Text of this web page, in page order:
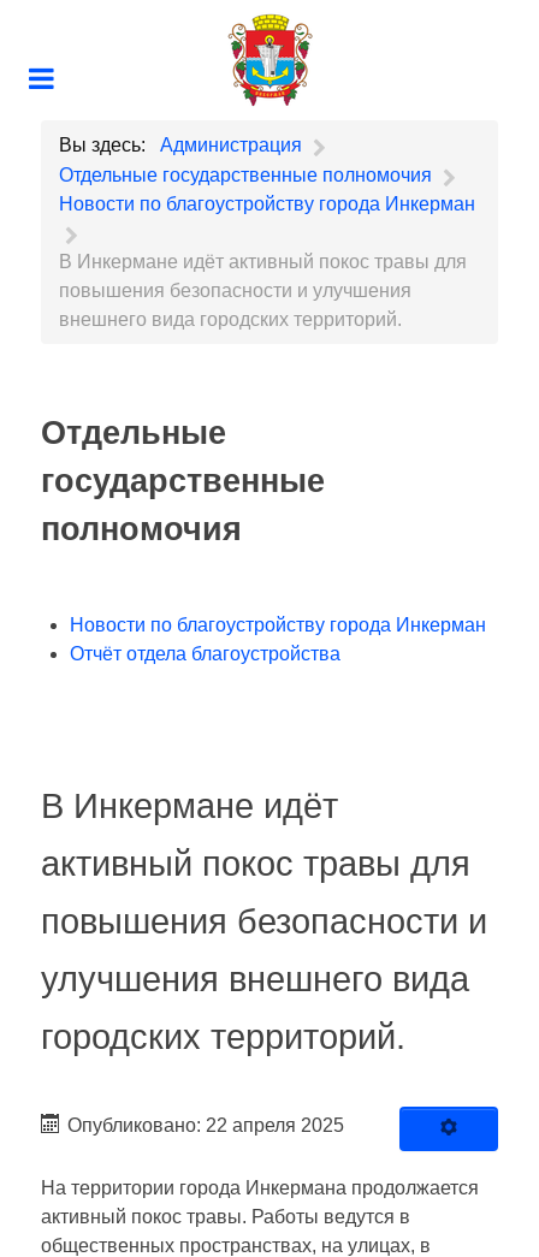
Вы здесь:
Администрация
Отдельные государственные полномочия
Новости по благоустройству города Инкерман
В Инкермане идёт активный покос травы для
повышения безопасности и улучшения
внешнего вида городских территорий.
Отдельные
государственные
полномочия
Новости по благоустройству города Инкерман
Отчёт отдела благоустройства
В Инкермане идёт
активный покос травы для
повышения безопасности и
улучшения внешнего вида
городских территорий.
Опубликовано: 22 апреля 2025
На территории города Инкермана продолжается
активный покос травы. Работы ведутся в
общественных пространствах, на улицах, в